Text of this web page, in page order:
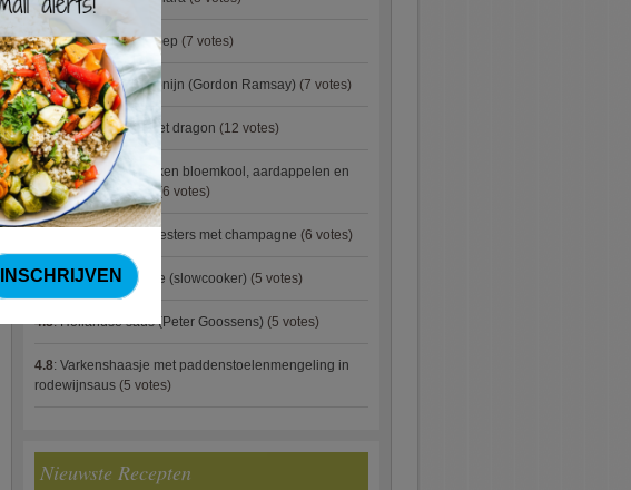
4.9:Aziatische preisoep (7 votes)
4.9:Fricassee van konijn (Gordon Ramsay) (7 votes)
4.8:Gestoofde kip met dragon (12 votes)
4.8:Zalm met gebakken bloemkool, aardappelen en
spek (Jeroen Meus)(6 votes)
Gegratineerde oesters met champagne (6 votes)
4.8:Linzenbolognese (slowcooker) (5 votes)
4.8:Hollandse saus (Peter Goossens) (5 votes)
4.8: Varkenshaasje met paddenstoelenmengeling in
rodewijnsaus (5 votes)
Nieuwste Recepten